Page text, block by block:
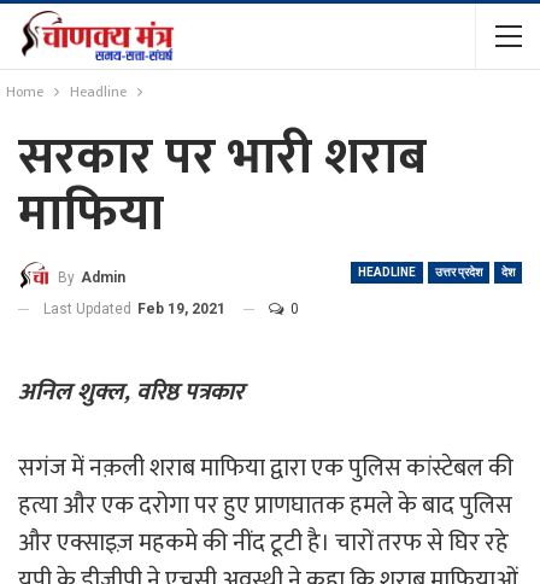
Home Headline
सरकार पर भारी शराब
माफिया
HEADLINE उत्तर प्रदेश देश
By Admin
Last Updated Feb 19, 2021 0
अनिल शुक्ल, वरिष्ठ पत्रकार
सगंज में नक़ली शराब माफिया द्वारा एक पुलिस कांस्टेबल की
हत्या और एक दरोगा पर हुए प्राणघातक हमले के बाद पुलिस
और एक्साइज़ महकमे की नींद टूटी है। चारों तरफ से घिर रहे